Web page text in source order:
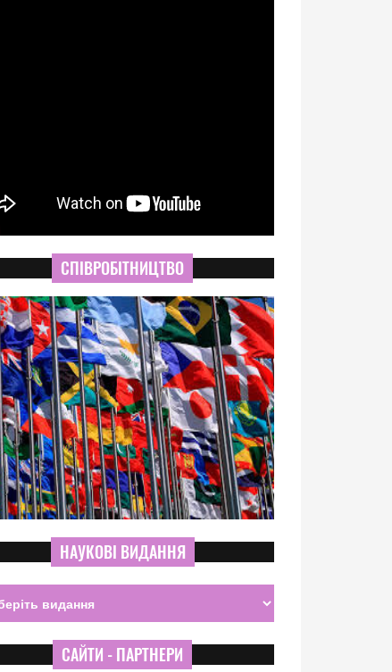
СПІВРОБІТНИЦТВО
НАУКОВІ ВИДАННЯ
САЙТИ - ПАРТНЕРИ